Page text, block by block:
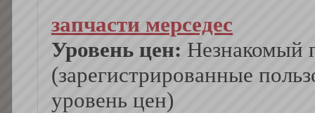
запчасти мерседес
Уровень цен: Незнакомый
(зарегистрированные
уровень цен)